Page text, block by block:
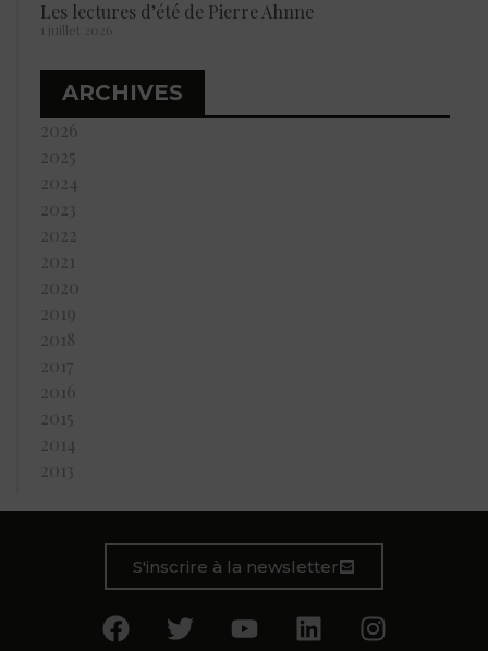
Les lectures d’été de Pierre Ahnne
1 juillet 2026
ARCHIVES
2026
2025
2024
2023
2022
2021
2020
2019
2018
2017
2016
2015
2014
2013
S'inscrire à la newsletter